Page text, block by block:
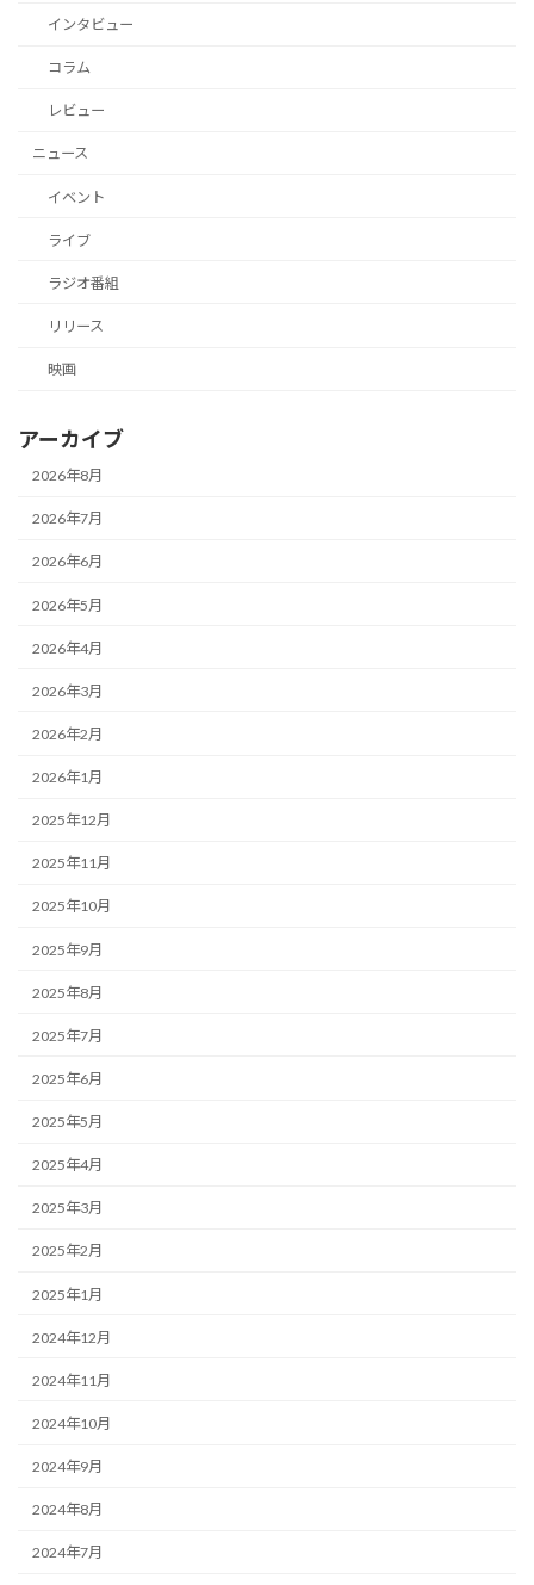
インタビュー
コラム
レビュー
ニュース
イベント
ライブ
ラジオ番組
リリース
映画
アーカイブ
2026年8月
2026年7月
2026年6月
2026年5月
2026年4月
2026年3月
2026年2月
2026年1月
2025年12月
2025年11月
2025年10月
2025年9月
2025年8月
2025年7月
2025年6月
2025年5月
2025年4月
2025年3月
2025年2月
2025年1月
2024年12月
2024年11月
2024年10月
2024年9月
2024年8月
2024年7月